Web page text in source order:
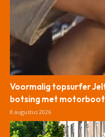
Voormalig topsurfer
botsing met motorboot
8 augustus 2026